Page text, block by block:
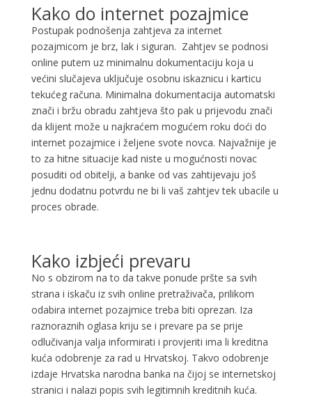
Kako do internet pozajmice
Postupak podnošenja zahtjeva za internet
pozajmicom je brz, lak i siguran. Zahtjev se podnosi
online putem uz minimalnu dokumentaciju koja u
većini slučajeva uključuje osobnu iskaznicu i karticu
tekućeg računa. Minimalna dokumentacija automatski
znači i bržu obradu zahtjeva što pak u prijevodu znači
da klijent može u najkraćem mogućem roku doći do
internet pozajmice i željene svote novca. Najvažnije je
to za hitne situacije kad niste u mogućnosti novac
posuditi od obitelji, a banke od vas zahtijevaju još
jednu dodatnu potvrdu ne bi li vaš zahtjev tek ubacile u
proces obrade.
Kako izbjeći prevaru
No s obzirom na to da takve ponude pršte sa svih
strana i iskaču iz svih online pretraživača, prilikom
odabira internet pozajmice treba biti oprezan. Iza
raznoraznih oglasa kriju se i prevare pa se prije
odlučivanja valja informirati i provjeriti ima li kreditna
kuća odobrenje za rad u Hrvatskoj. Takvo odobrenje
izdaje Hrvatska narodna banka na čijoj se internetskoj
stranici i nalazi popis svih legitimnih kreditnih kuća.